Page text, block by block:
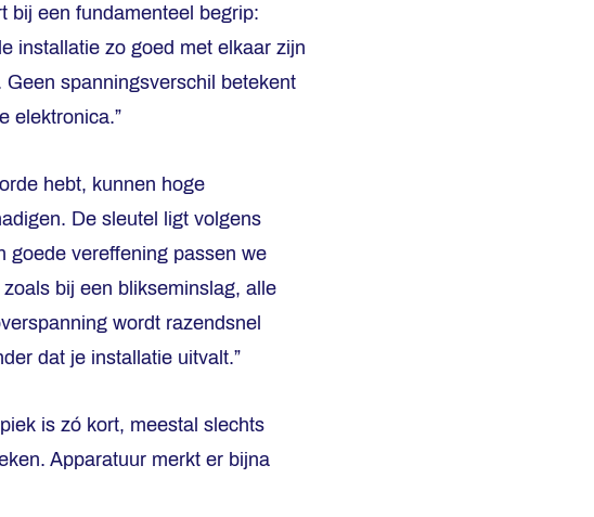
bij een fundamenteel begrip:
installatie zo goed met elkaar zijn
spanningsverschil betekent
elektronica.”
hebt, kunnen hoge
De sleutel ligt volgens
goede vereffening passen we
bij een blikseminslag, alle
wordt razendsnel
dat je installatie uitvalt.”
is zó kort, meestal slechts
Apparatuur merkt er bijna